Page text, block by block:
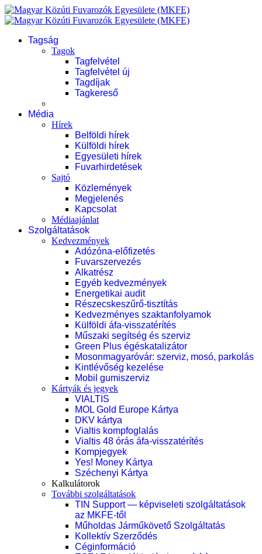
Tagság
Tagok
Tagfelvétel
Tagfelvétel új
Tagdíjak
Tagkereső
Média
Hírek
Belföldi hírek
Külföldi hírek
Egyesületi hírek
Fuvarhirdetések
Sajtó
Közlemények
Megjelenés
Kapcsolat
Médiaajánlat
Szolgáltatások
Kedvezmények
Adózóna-előfizetés
Fuvarszervezés
Alkatrész
Egyéb kedvezmények
Energetikai audit
Részecskeszűrő-tisztítás
Kedvezményes szaktanfolyamok
Külföldi áfa-visszatérítés
Műszaki segítség és szerviz
Green Plus égéskatalizátor
Mosonmagyaróvár: szerviz, mosó, parkolás
Kintlévőség kezelése
Mobil gumiszerviz
Kártyák és jegyek
VIALTIS
MOL Gold Europe Kártya
DKV kártya
Vialtis kompfoglalás
Vialtis 48 órás áfa-visszatérítés
Kompjegyek
Yes! Money Kártya
Széchenyi Kártya
Kalkulátorok
További szolgáltatások
TIN Support — képviseleti szolgáltatások
az MKFE-től
Műholdas Járműkövető Szolgáltatás
Kollektív Szerződés
Céginformáció